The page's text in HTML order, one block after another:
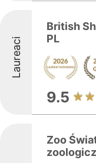
Laureaci
British
PL
9.5
Zoo